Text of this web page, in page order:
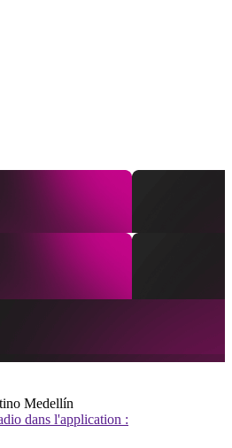
Medellín
dans l'application :